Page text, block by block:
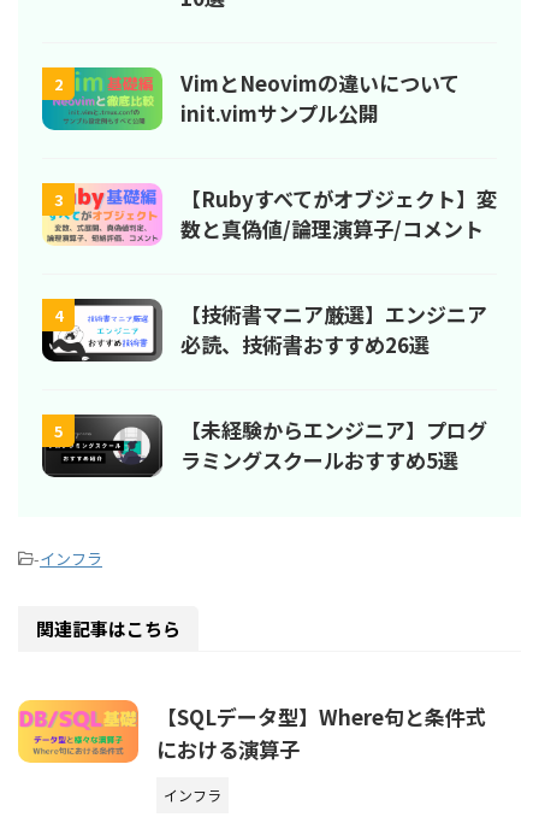
2
VimとNeovimの違いについて
init.vimサンプル公開
3
【Rubyすべてがオブジェクト】変
数と真偽値/論理演算子/コメント
4
【技術書マニア厳選】エンジニア
必読、技術書おすすめ26選
5
【未経験からエンジニア】プログ
ラミングスクールおすすめ5選
-インフラ
関連記事はこちら
【SQLデータ型】Where句と条件式
における演算子
インフラ